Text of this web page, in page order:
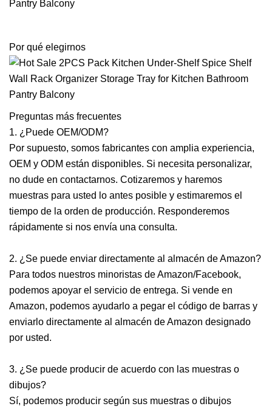
Por qué elegirnos
Preguntas más frecuentes
1. ¿Puede OEM/ODM?
Por supuesto, somos fabricantes con amplia experiencia,
OEM y ODM están disponibles. Si necesita personalizar,
no dude en contactarnos. Cotizaremos y haremos
muestras para usted lo antes posible y estimaremos el
tiempo de la orden de producción. Responderemos
rápidamente si nos envía una consulta.
2. ¿Se puede enviar directamente al almacén de Amazon?
Para todos nuestros minoristas de Amazon/Facebook,
podemos apoyar el servicio de entrega. Si vende en
Amazon, podemos ayudarlo a pegar el código de barras y
enviarlo directamente al almacén de Amazon designado
por usted.
3. ¿Se puede producir de acuerdo con las muestras o
dibujos?
Sí, podemos producir según sus muestras o dibujos